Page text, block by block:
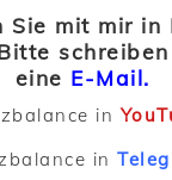
Sie mit mir in
eine E-Mail.
in
in